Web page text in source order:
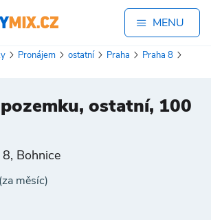
MENU
Pronájem ostatní Praha
Praha 8
ostatní, 100
Bohnice
(za měsíc)